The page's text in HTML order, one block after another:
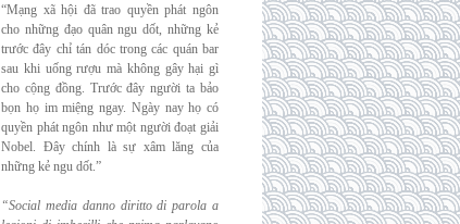
“Mạng xã hội đã trao quyền phát ngôn
cho những đạo quân ngu dốt, những kẻ
trước đây chỉ tán dóc trong các quán bar
sau khi uống rượu mà không gây hại gì
cho cộng đồng. Trước đây người ta bảo
bọn họ im miệng ngay. Ngày nay họ có
quyền phát ngôn như một người đoạt giải
Nobel. Đây chính là sự xâm lăng của
những kẻ ngu dốt.”
“Social media danno diritto di parola a